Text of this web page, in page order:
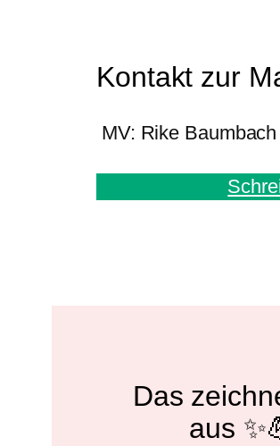
Kontakt zur
MV: Rike
Das
aus